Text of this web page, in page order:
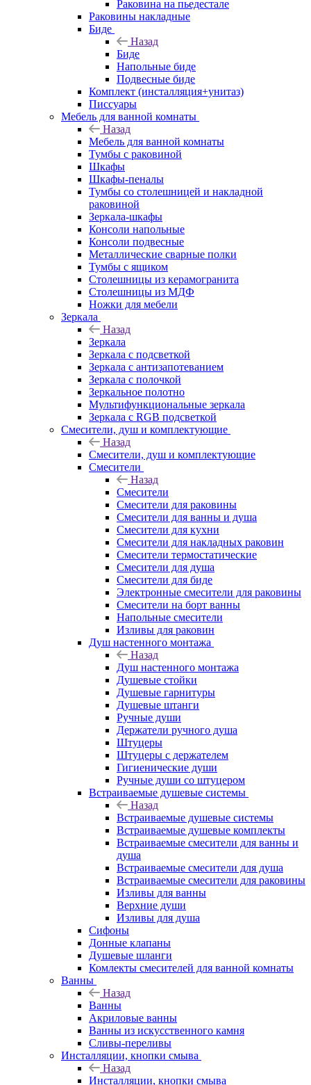
Раковина на пьедестале
Раковины накладные
Биде
Назад
Биде
Напольные биде
Подвесные биде
Комплект (инсталляция+унитаз)
Писсуары
Мебель для ванной комнаты
Назад
Мебель для ванной комнаты
Тумбы с раковиной
Шкафы
Шкафы-пеналы
Тумбы со столешницей и накладной
раковиной
Зеркала-шкафы
Консоли напольные
Консоли подвесные
Металлические сварные полки
Тумбы с ящиком
Столешницы из керамогранита
Столешницы из МДФ
Ножки для мебели
Зеркала
Назад
Зеркала
Зеркала с подсветкой
Зеркала с антизапотеванием
Зеркала с полочкой
Зеркальное полотно
Мультифункциональные зеркала
Зеркала c RGB подсветкой
Смесители, душ и комплектующие
Назад
Смесители, душ и комплектующие
Смесители
Назад
Смесители
Смесители для раковины
Смесители для ванны и душа
Смесители для кухни
Смесители для накладных раковин
Смесители термостатические
Смесители для душа
Смесители для биде
Электронные смесители для раковины
Смесители на борт ванны
Напольные смесители
Изливы для раковин
Душ настенного монтажа
Назад
Душ настенного монтажа
Душевые стойки
Душевые гарнитуры
Душевые штанги
Ручные души
Держатели ручного душа
Штуцеры
Штуцеры с держателем
Гигиенические души
Ручные души со штуцером
Встраиваемые душевые системы
Назад
Встраиваемые душевые системы
Встраиваемые душевые комплекты
Встраиваемые смесители для ванны и
душа
Встраиваемые смесители для душа
Встраиваемые смесители для раковины
Изливы для ванны
Верхние души
Изливы для душа
Сифоны
Донные клапаны
Душевые шланги
Комлекты смесителей для ванной комнаты
Ванны
Назад
Ванны
Акриловые ванны
Ванны из искусственного камня
Сливы-переливы
Инсталляции, кнопки смыва
Назад
Инсталляции, кнопки смыва